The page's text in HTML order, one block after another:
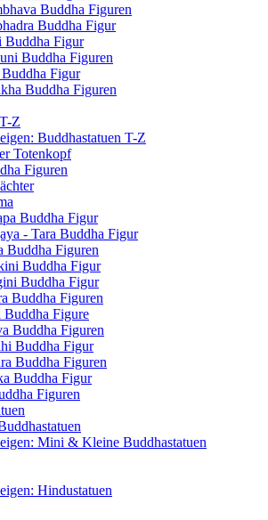
Buddha Figuren
Buddha Figur
Buddha Figur
Buddha Figuren
Figur
Buddha Figuren
Z
Buddhastatuen T-Z
Totenkopf
Figuren
Buddha Figur
- Tara Buddha Figur
Buddha Figuren
Buddha Figur
Buddha Figur
Buddha Figuren
Buddha Figure
Buddha Figuren
Buddha Figur
Buddha Figuren
Buddha Figur
Figuren
Mini & Kleine Buddhastatuen
Hindustatuen